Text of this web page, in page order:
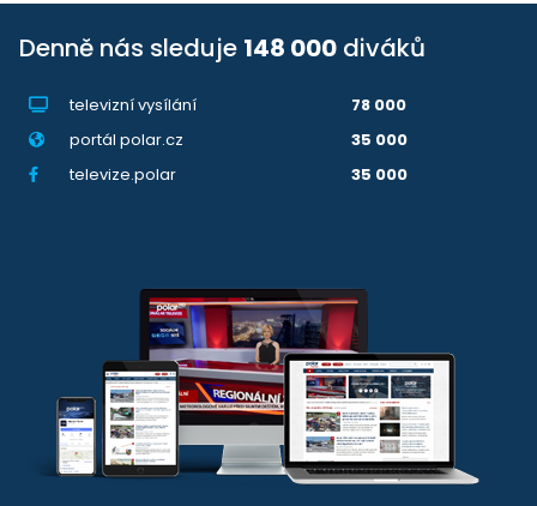
Denně nás sleduje 148 000 diváků
televizní vysílání
78 000
portál polar.cz
35 000
televize.polar
35 000